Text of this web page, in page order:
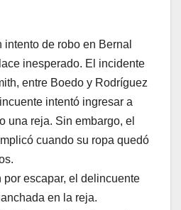
de robo en Bernal
inesperado. El incidente
entre Boedo y Rodríguez
intentó ingresar a
una reja. Sin embargo, el
cuando su ropa quedó
por escapar, el delincuente
en la reja.